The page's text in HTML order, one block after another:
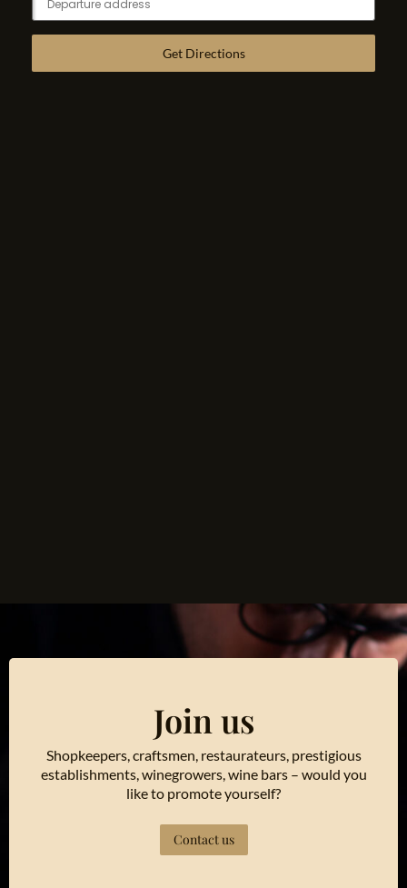
Join us
Shopkeepers, craftsmen, restaurateurs, prestigious
establishments, winegrowers, wine bars – would you
like to promote yourself?
Contact us